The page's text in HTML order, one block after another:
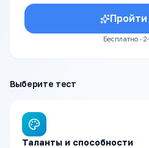
Пройти
Бесплатно ·
Выберите тест
Таланты и способности